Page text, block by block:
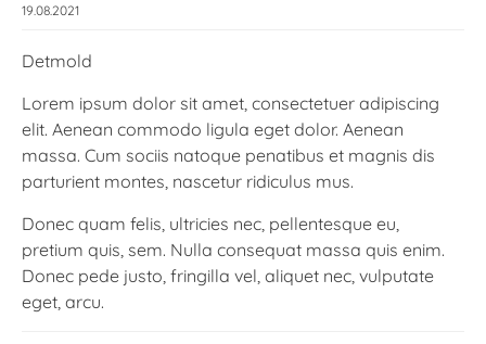
19.08.2021
Detmold
Lorem ipsum dolor sit amet, consectetuer adipiscing
elit. Aenean commodo ligula eget dolor. Aenean
massa. Cum sociis natoque penatibus et magnis dis
parturient montes, nascetur ridiculus mus.
Donec quam felis, ultricies nec, pellentesque eu,
pretium quis, sem. Nulla consequat massa quis enim.
Donec pede justo, fringilla vel, aliquet nec, vulputate
eget, arcu.